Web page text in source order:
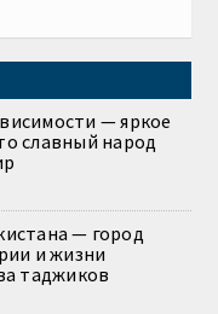
— яркое
славный народ
— город
и жизни
таджиков